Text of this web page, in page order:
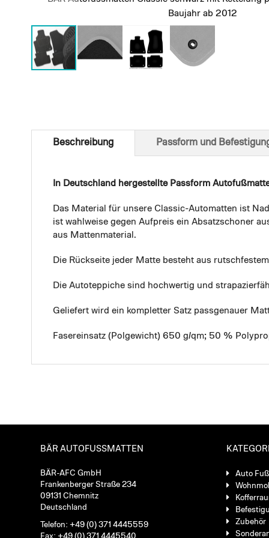
Baujahr ab 2012
of
Beschreibung
In Deutschland hergestellte Passform
Das Material für unsere Classic-Automatten ist
ist wahlweise gegen Aufpreis ein Absatzschoner
aus Mattenmaterial.
Die Rückseite jeder Matte besteht aus
Die Autoteppiche sind hochwertig und
Geliefert wird ein kompletter Satz passgenauer
Fasereinsatz (Polgewicht) 650 g/qm; 50 %
Passform und
BÄR AUTOFUSSMATTEN
BÄR-AFC GmbH
Frankenberger Straße 234
09131 Chemnitz
Deutschland
Telefon: +49 (0) 371 4445559
Fax: +49 (0) 371 4445540
Auto
Zubehör